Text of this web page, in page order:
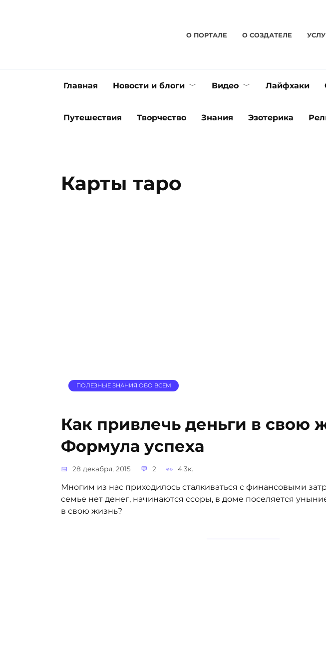
О ПОРТАЛЕ О CОЗДАТЕЛЕ
Главная Новости и блоги Видео Лайфхаки
Путешествия Творчество Знания Эзотерика
Карты таро
ПОЛЕЗНЫЕ ЗНАНИЯ ОБО ВСЕМ
Как привлечь деньги в свою
Формула успеха
28 декабря, 2015 2 4.3к.
Многим из нас приходилось сталкиваться с финансовыми
семье нет денег, начинаются ссоры, в доме поселяется
в свою жизнь?